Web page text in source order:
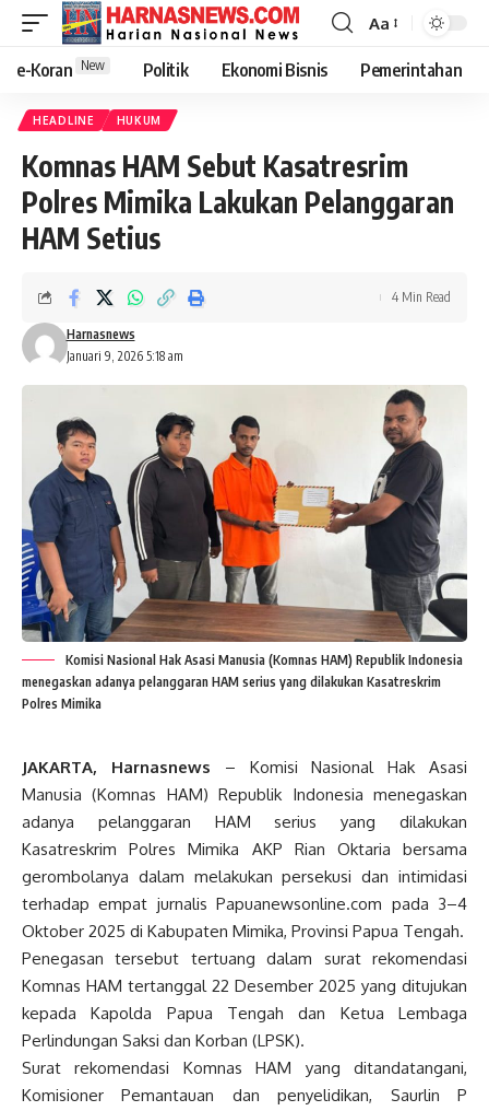
Aa
e-Koran New Politik Ekonomi Bisnis Pemerintahan
HEADLINE HUKUM
Komnas HAM Sebut Kasatresrim
Polres Mimika Lakukan Pelanggaran
HAM Setius
Januari 9, 2026 5:18 am
Harnasnews
4 Min Read
Komisi Nasional Hak Asasi Manusia (Komnas HAM) Republik Indonesia
menegaskan adanya pelanggaran HAM serius yang dilakukan Kasatreskrim
Polres Mimika
JAKARTA, Harnasnews – Komisi Nasional Hak Asasi
Manusia (Komnas HAM) Republik Indonesia menegaskan
adanya pelanggaran HAM serius yang dilakukan
Kasatreskrim Polres Mimika AKP Rian Oktaria bersama
gerombolanya dalam melakukan persekusi dan intimidasi
terhadap empat jurnalis Papuanewsonline.com pada 3–4
Oktober 2025 di Kabupaten Mimika, Provinsi Papua Tengah.
Penegasan tersebut tertuang dalam surat rekomendasi
Komnas HAM tertanggal 22 Desember 2025 yang ditujukan
kepada Kapolda Papua Tengah dan Ketua Lembaga
Perlindungan Saksi dan Korban (LPSK).
Surat rekomendasi Komnas HAM yang ditandatangani,
Komisioner Pemantauan dan penyelidikan, Saurlin P